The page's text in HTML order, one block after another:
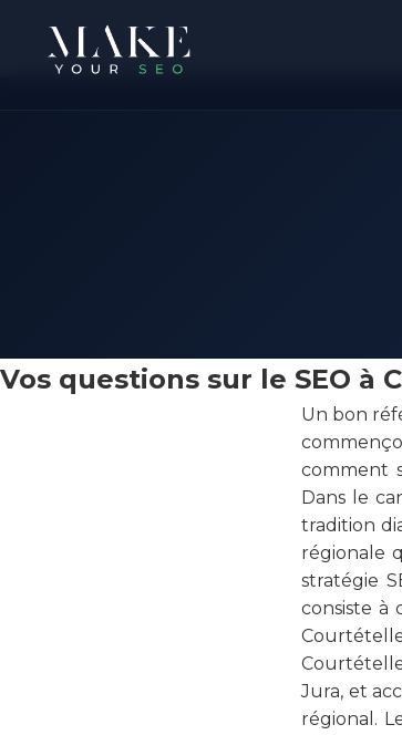
Vos questions sur le SEO à
Un bon
comment
Dans le
tradition
régionale
stratégie
consiste à
Jura, et
régional.